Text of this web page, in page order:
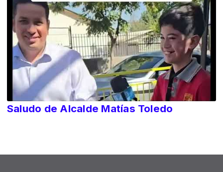
Saludo de Alcalde Matías Toledo